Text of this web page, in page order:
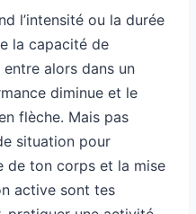
l’intensité ou la durée
la capacité de
alors dans un
diminue et le
flèche. Mais pas
situation pour
de ton corps et la mise
active sont tes